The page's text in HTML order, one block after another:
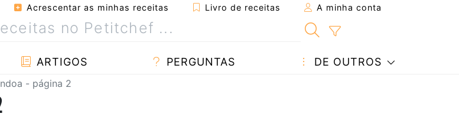
Acrescentar as minhas receitas Livro de receitas A minha conta
ARTIGOS PERGUNTAS DE OUTROS
- página 2